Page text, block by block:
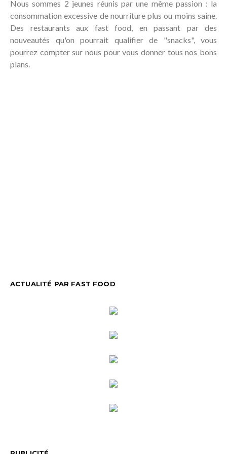
Nous sommes 2 jeunes réunis par une même passion : la
consommation excessive de nourriture plus ou moins saine.
Des restaurants aux fast food, en passant par des
nouveautés qu'on pourrait qualifier de "snacks", vous
pourrez compter sur nous pour vous donner tous nos bons
plans.
ACTUALITÉ PAR FAST FOOD